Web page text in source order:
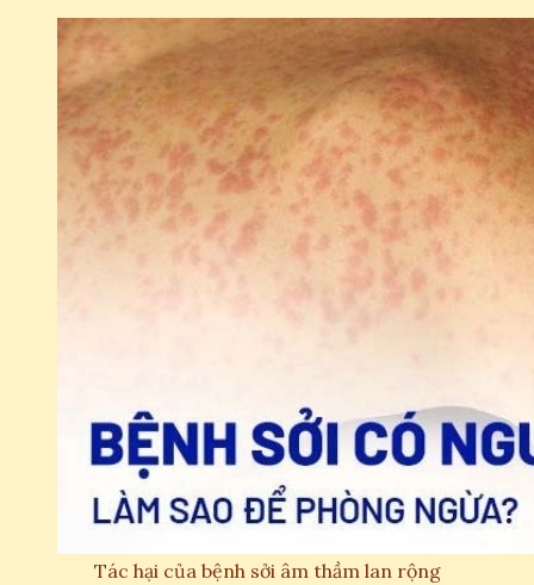
Tác hại của bệnh sởi âm thầm lan rộng